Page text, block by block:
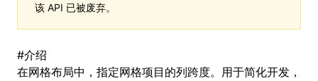
该 API 已被废弃。
#介绍
在网格布局中，指定网格项目的列跨度。用于简化开发，